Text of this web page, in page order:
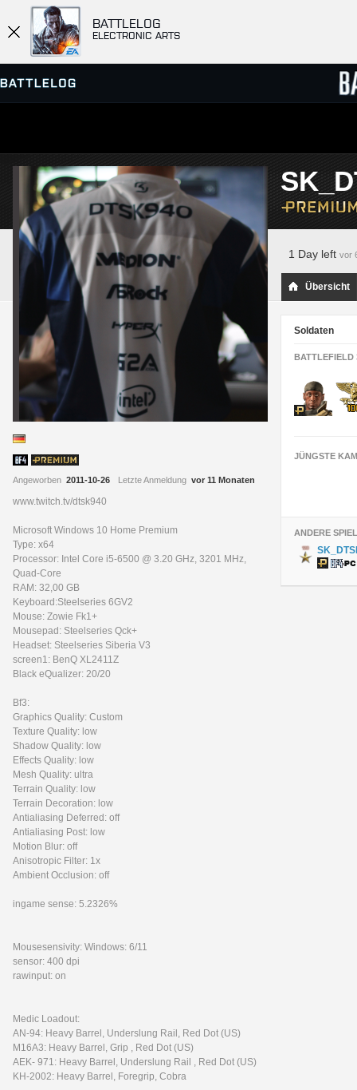
BATTLELOG
ELECTRONIC ARTS
SERVER-BROWSER
MATCHES
Angeworben 2011-10-26 Letzte Anmeldung vor 11 Monaten
www.twitch.tv/dtsk940
Microsoft Windows 10 Home Premium
Type: x64
Processor: Intel Core i5-6500 @ 3.20 GHz, 3201 MHz,
Quad-Core
RAM: 32,00 GB
Keyboard:Steelseries 6GV2
Mouse: Zowie Fk1+
Mousepad: Steelseries Qck+
Headset: Steelseries Siberia V3
screen1: BenQ XL2411Z
Black eQualizer: 20/20
Bf3:
Graphics Quality: Custom
Texture Quality: low
Shadow Quality: low
Effects Quality: low
Mesh Quality: ultra
Terrain Quality: low
Terrain Decoration: low
Antialiasing Deferred: off
Antialiasing Post: low
Motion Blur: off
Anisotropic Filter: 1x
Ambient Occlusion: off
ingame sense: 5.2326%
Mousesensivity: Windows: 6/11
sensor: 400 dpi
rawinput: on
Medic Loadout:
AN-94: Heavy Barrel, Underslung Rail, Red Dot (US)
M16A3: Heavy Barrel, Grip , Red Dot (US)
AEK- 971: Heavy Barrel, Underslung Rail , Red Dot (US)
KH-2002: Heavy Barrel, Foregrip, Cobra
1 Day left vor
Übersicht
Soldaten
BATTLEFIELD
JÜNGSTE
ANDERE